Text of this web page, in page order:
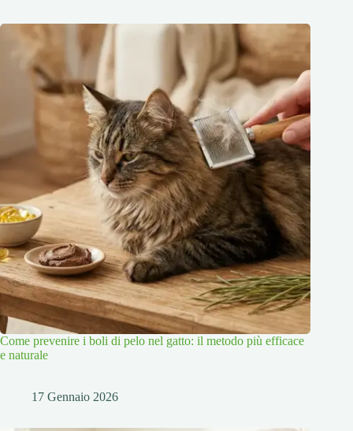
Come prevenire i boli di pelo nel gatto: il metodo più efficace
e naturale
17 Gennaio 2026